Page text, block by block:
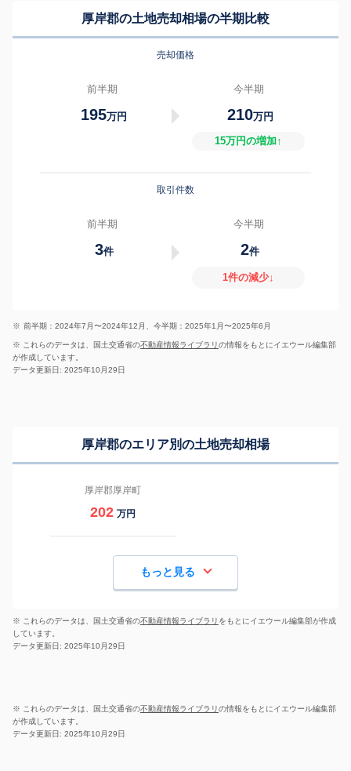
厚岸郡の土地売却相場の半期比較
売却価格
前半期
195万円
今半期
210万円
15万円の増加↑
取引件数
前半期
3件
今半期
2件
1件の減少↓
※ 前半期：2024年7月〜2024年12月、今半期：2025年1月〜2025年6月
※ これらのデータは、国土交通省の不動産情報ライブラリの情報をもとにイエウール編集部
が作成しています。
データ更新日: 2025年10月29日
厚岸郡のエリア別の土地売却相場
厚岸郡厚岸町
202 万円
もっと見る
※ これらのデータは、国土交通省の不動産情報ライブラリ をもとにイエウール編集部が作成
しています。
データ更新日: 2025年10月29日
※ これらのデータは、国土交通省の不動産情報ライブラリの情報をもとにイエウール編集部
が作成しています。
データ更新日: 2025年10月29日